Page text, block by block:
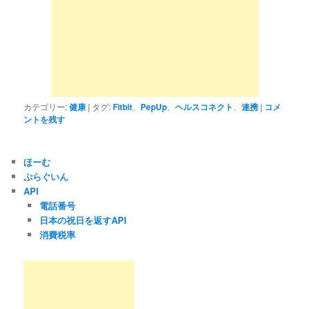
カテゴリー:健康 | タグ:Fitbit PepUp 、ヘルスコネクト 、連携 | コメ
ントを残す
ほーむ
ぷらぐいん
API
電話番号
日本の祝日を返すAPI
消費税率